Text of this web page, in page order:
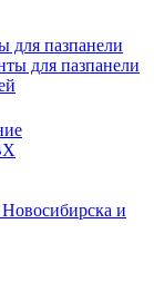
для пазпанели
для пазпанели
и